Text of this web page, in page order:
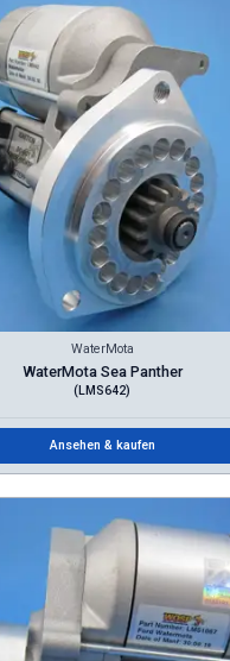
WaterMota
WaterMota Sea Panther
(LMS642)
Ansehen & kaufen